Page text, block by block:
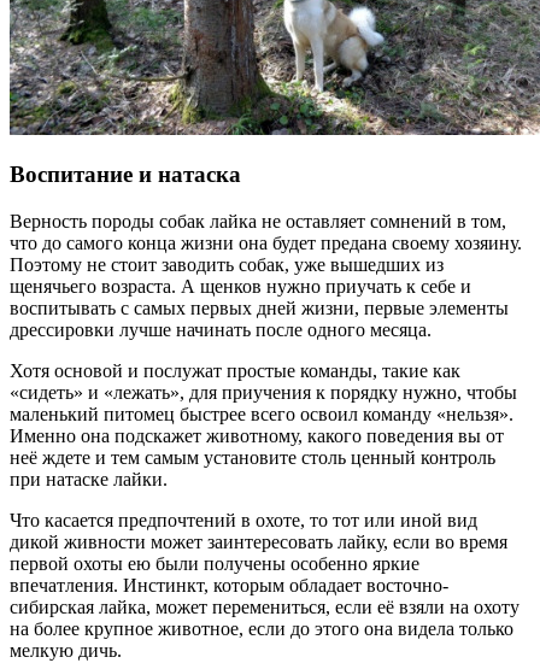
Воспитание и натаска
Верность породы собак лайка не оставляет сомнений в том,
что до самого конца жизни она будет предана своему хозяину.
Поэтому не стоит заводить собак, уже вышедших из
щенячьего возраста. А щенков нужно приучать к себе и
воспитывать с самых первых дней жизни, первые элементы
дрессировки лучше начинать после одного месяца.
Хотя основой и послужат простые команды, такие как
«сидеть» и «лежать», для приучения к порядку нужно, чтобы
маленький питомец быстрее всего освоил команду «нельзя».
Именно она подскажет животному, какого поведения вы от
неё ждете и тем самым установите столь ценный контроль
при натаске лайки.
Что касается предпочтений в охоте, то тот или иной вид
дикой живности может заинтересовать лайку, если во время
первой охоты ею были получены особенно яркие
впечатления. Инстинкт, которым обладает восточно-
сибирская лайка, может перемениться, если её взяли на охоту
на более крупное животное, если до этого она видела только
мелкую дичь.